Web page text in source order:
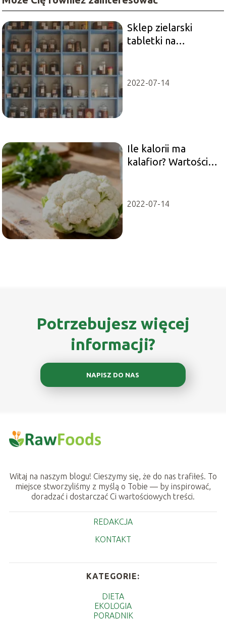
Sklep zielarski
tabletki na
2022-07-14
Ile kalorii ma
kalafior? Wartości
2022-07-14
Potrzebujesz więcej
informacji?
NAPISZ DO NAS
Witaj na naszym blogu! Cieszymy się, że do nas trafiłeś. To
miejsce stworzyliśmy z myślą o Tobie — by inspirować,
doradzać i dostarczać Ci wartościowych treści.
REDAKCJA
KONTAKT
KATEGORIE:
DIETA
EKOLOGIA
PORADNIK